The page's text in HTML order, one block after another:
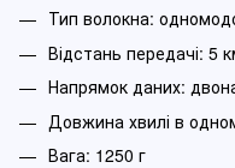
Тип волокна:
Відстань передачі: 5
Напрямок даних:
Довжина хвилі в
Вага: 1250 г